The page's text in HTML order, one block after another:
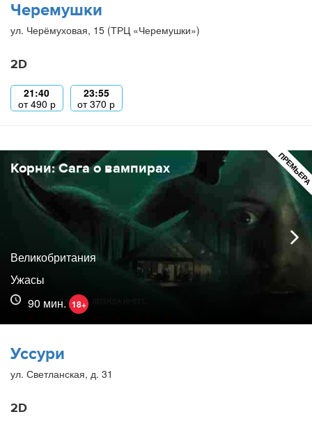
Черемушки
ул. Черёмуховая, 15 (ТРЦ «Черемушки»)
2D
21:40
от490 р
23:55
от370 р
Корни: Сага о вампирах
Великобритания
Ужасы
90 мин. 18+
Уссури
ул. Светланская, д. 31
2D